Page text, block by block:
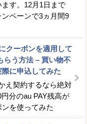
す。12月1日まで
ペーンで3ヵ月間9
クーポンを適用して
らう方法 – 買い物不
に申込してみた
え契約するなら絶対
分のau PAY残高が
を使ってみた